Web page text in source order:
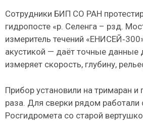
Сотрудники БИП СО РАН
гидропосте «р. Селенга – рзд.
измеритель течений
акустикой — даёт точные данные
измеряет скорость, глубину,
Прибор установили на тримаран и
раза. Для сверки рядом работали
Росгидромета со старой